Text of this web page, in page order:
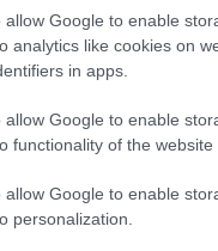
allow Google to enable
analytics like cookies on
in apps.
allow Google to enable
functionality of the website
allow Google to enable
personalization.
hetente ötször napi egy
heti 200-250 kilométert
a vallást sem